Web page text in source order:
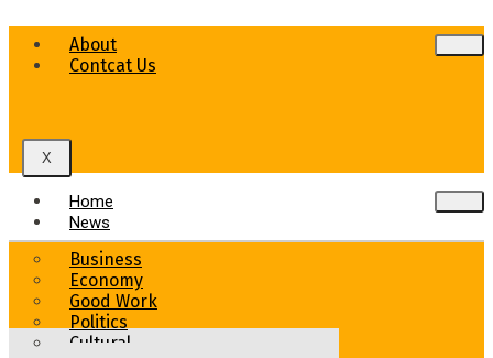
About
Contcat Us
X
Home
News
Business
Economy
Good Work
Politics
Cultural